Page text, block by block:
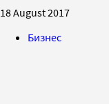
18 August 2017
Бизнес